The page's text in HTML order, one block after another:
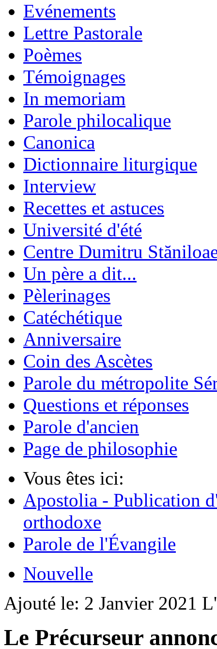
Evénements
Lettre Pastorale
Poèmes
Témoignages
In memoriam
Parole philocalique
Canonica
Dictionnaire liturgique
Interview
Recettes et astuces
Université d'été
Centre Dumitru
Un père a dit...
Pèlerinages
Catéchétique
Anniversaire
Coin des Ascètes
Parole du métropolite
Questions et réponses
Parole d'ancien
Page de philosophie
Vous êtes ici:
Apostolia - Publication
orthodoxe
Parole de l'Évangile
Nouvelle
Ajouté le: 2 Janvier 2021
Le Précurseur